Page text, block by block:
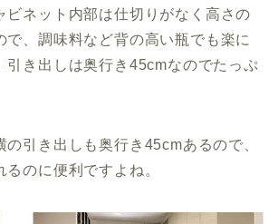
ビネット内部は仕切りがなく高さの
で、調味料など背の高い瓶でも楽に
引き出しは奥行き45cmなのでたっぷ
の引き出しも奥行き45cmあるので、
のに便利ですよね。